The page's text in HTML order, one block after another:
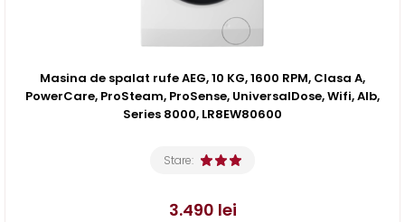
Masina de spalat rufe AEG, 10 KG, 1600 RPM, Clasa A,
PowerCare, ProSteam, ProSense, UniversalDose, Wifi, Alb,
Series 8000, LR8EW80600
Stare:
3.490 lei